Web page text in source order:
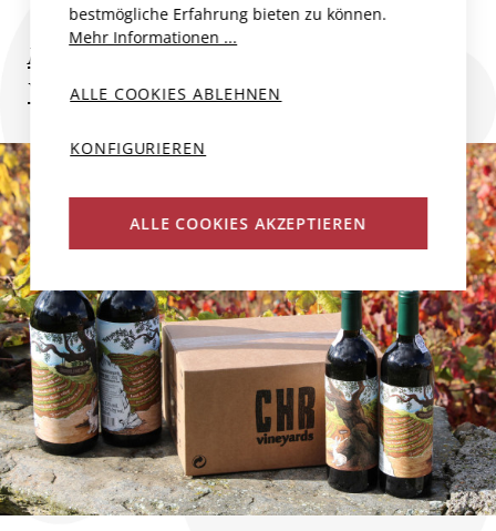
Mehr zum Produzent
Weitere Weine des Produzenten
bestmögliche Erfahrung bieten zu können.
Mehr Informationen ...
ALLE COOKIES ABLEHNEN
KONFIGURIEREN
ALLE COOKIES AKZEPTIEREN